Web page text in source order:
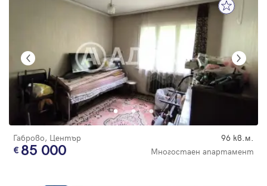
Габрово, Център 96 кв.м.
85 000 Многостаен апартамент